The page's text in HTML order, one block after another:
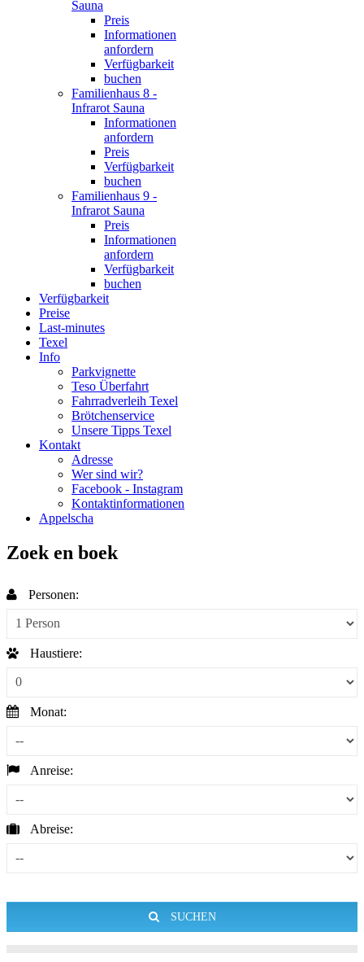
Sauna
Preis
Informationen
anfordern
Verfügbarkeit
buchen
Familienhaus 8 -
Infrarot Sauna
Informationen
anfordern
Preis
Verfügbarkeit
buchen
Familienhaus 9 -
Infrarot Sauna
Preis
Informationen
anfordern
Verfügbarkeit
buchen
Verfügbarkeit
Preise
Last-minutes
Texel
Info
Parkvignette
Teso Überfahrt
Fahrradverleih Texel
Brötchenservice
Unsere Tipps Texel
Kontakt
Adresse
Wer sind wir?
Facebook - Instagram
Kontaktinformationen
Appelscha
Zoek en boek
Personen:
Haustiere:
Monat:
Anreise:
Abreise:
SUCHEN